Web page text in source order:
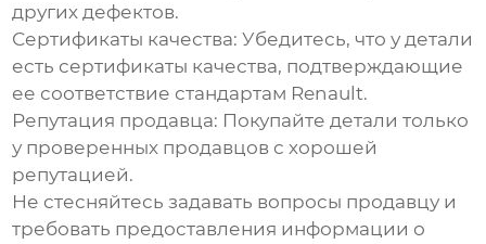
других дефектов.
Сертификаты качества: Убедитесь, что у детали
есть сертификаты качества, подтверждающие
ее соответствие стандартам Renault.
Репутация продавца: Покупайте детали только
у проверенных продавцов с хорошей
репутацией.
Не стесняйтесь задавать вопросы продавцу и
требовать предоставления информации о